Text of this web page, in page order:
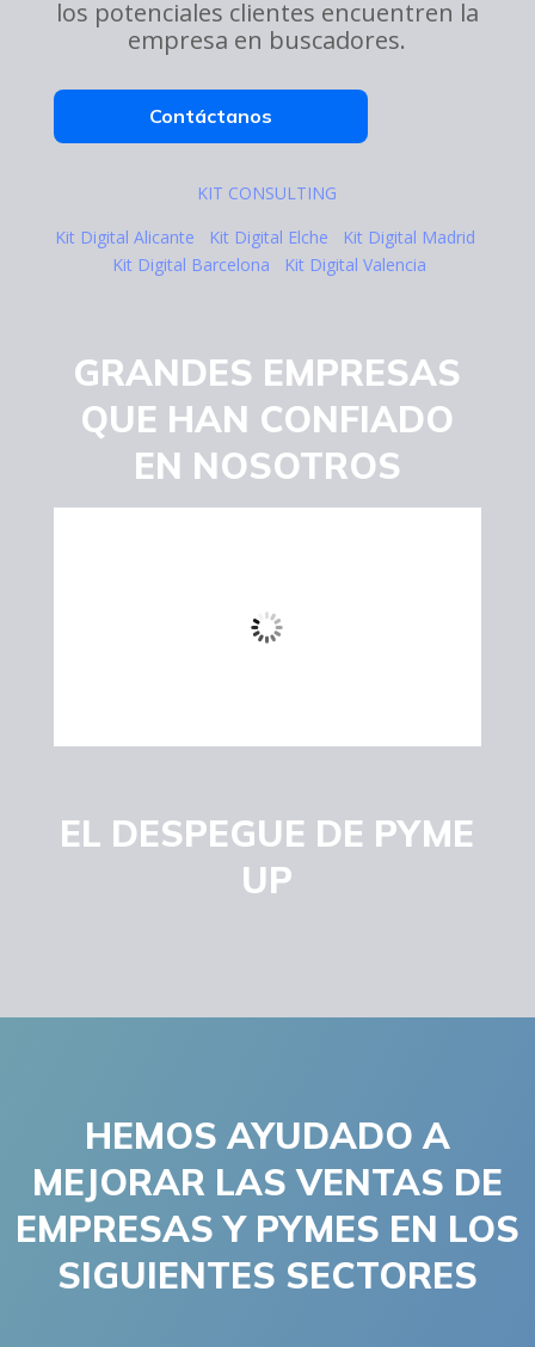
los potenciales clientes encuentren la
empresa en buscadores.
Contáctanos
KIT CONSULTING
Kit Digital Alicante
Kit Digital Elche
Kit Digital Madrid
Kit Digital Barcelona
Kit Digital Valencia
GRANDES EMPRESAS
QUE HAN CONFIADO
EN NOSOTROS
EL DESPEGUE DE PYME
UP
HEMOS AYUDADO A
MEJORAR LAS VENTAS DE
EMPRESAS Y PYMES EN LOS
SIGUIENTES SECTORES